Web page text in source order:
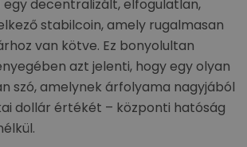
egy decentralizált, elfogulatlan,
stabilcoin, amely rugalmasan
van kötve. Ez bonyolultan
azt jelenti, hogy egy olyan
szó, amelynek árfolyama nagyjából
dollár értékét – központi hatóság